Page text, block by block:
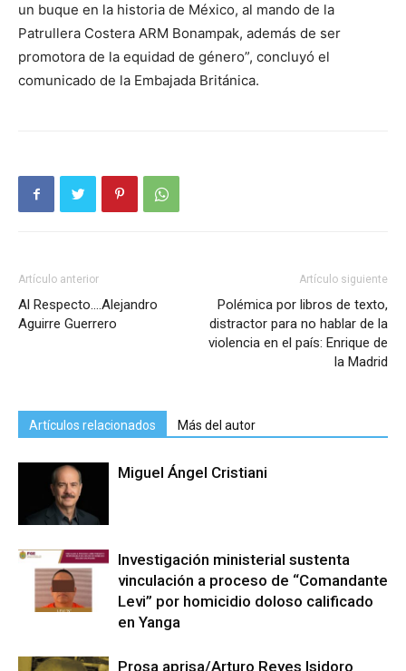
un buque en la historia de México, al mando de la
Patrullera Costera ARM Bonampak, además de ser
promotora de la equidad de género”, concluyó el
comunicado de la Embajada Británica.
Artículo anterior
Al Respecto….Alejandro
Aguirre Guerrero
Artículo siguiente
Polémica por libros de texto,
distractor para no hablar de la
violencia en el país: Enrique de
la Madrid
Artículos relacionados Más del autor
Miguel Ángel Cristiani
Investigación ministerial sustenta
vinculación a proceso de “Comandante
Levi” por homicidio doloso calificado
en Yanga
Prosa aprisa/Arturo Reyes Isidoro